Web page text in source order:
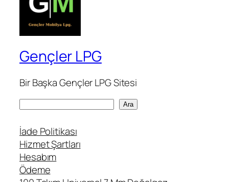
Gençler LPG
Bir Başka Gençler LPG Sitesi
a
Ara
İade Politikası
Hizmet Şartları
Hesabım
Ödeme